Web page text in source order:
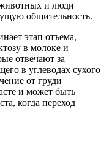
и люди
общительность.
этап отъема,
в молоке и
отвечают за
в углеводах сухого
от груди
и может быть
когда переход